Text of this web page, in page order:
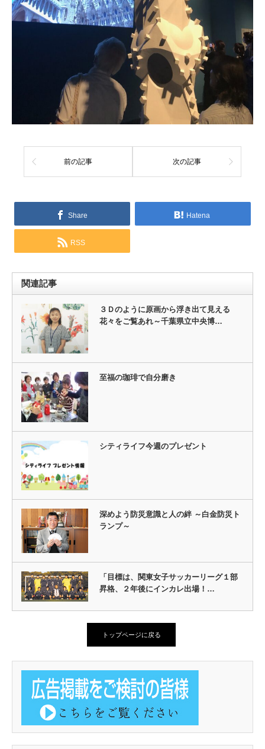
前の記事 次の記事
Share Hatena
RSS
関連記事
３Ｄのように原画から浮き出て見える
花々をご覧あれ～千葉県立中央博…
至福の珈琲で自分磨き
シティライフ今週のプレゼント
深めよう防災意識と人の絆 ～白金防災ト
ランプ～
「目標は、関東女子サッカーリーグ１部
昇格、２年後にインカレ出場！…
トップページに戻る